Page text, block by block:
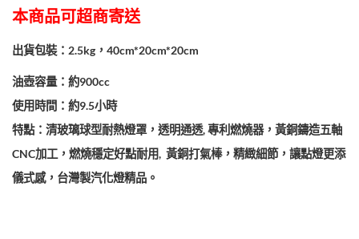
本商品可超商寄送
出貨包裝：2.5kg，40cm*20cm*20cm
油壺容量：約900cc
使用時間：約9.5小時
特點：清玻璃球型耐熱燈罩，透明通透, 專利燃燒器，黃銅鑄造五軸
CNC加工，燃燒穩定好點耐用, 黃銅打氣棒，精緻細節，讓點燈更添
儀式感，台灣製汽化燈精品。